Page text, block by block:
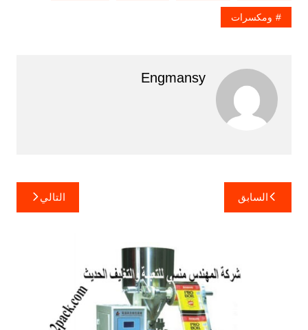
ومكسرات
Engmansy
تصفّح
المقالات
السابق التالي